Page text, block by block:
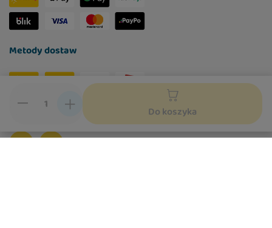
Do koszyka
Metody dostaw
Social media